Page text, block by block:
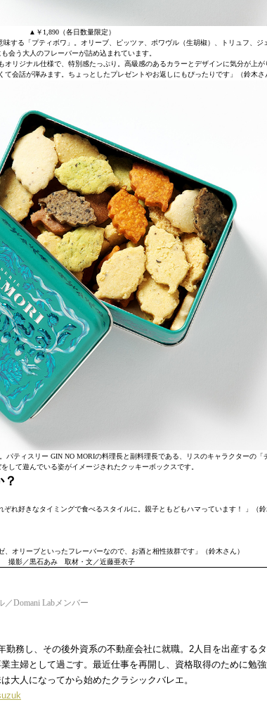
▲￥1,890（各日数量限定）
する「プティボワ」。オリーブ、ピッツァ、ポワヴル（生胡椒）、トリュフ、ジ
も会う大人のフレーバーが詰め込まれています。
オリジナル仕様で、特別感たっぷり。高級感のあるカラーとデザインに気分が上
会話が弾みます。ちょっとしたプレゼントやお返しにもぴったりです」（鈴木さ
ティスリー GIN NO MORIの料理長と副料理長である、リスのキャラクターの「
して遊んでいる姿がイメージされたクッキーボックスです。
ぞれ好きなタイミングで食べるスタイルに。親子ともどもハマっています！ 」（鈴
、オリーブといったフレーバーなので、お酒と相性抜群です」（鈴木さん）
撮影／黒石あみ 取材・文／近藤亜衣子
／Domani Labメンバー
勤務し、その後外資系の不動産会社に就職。2人目を出産する
主婦として過ごす。最近仕事を再開し、資格取得のために勉
大人になってから始めたクラシックバレエ。